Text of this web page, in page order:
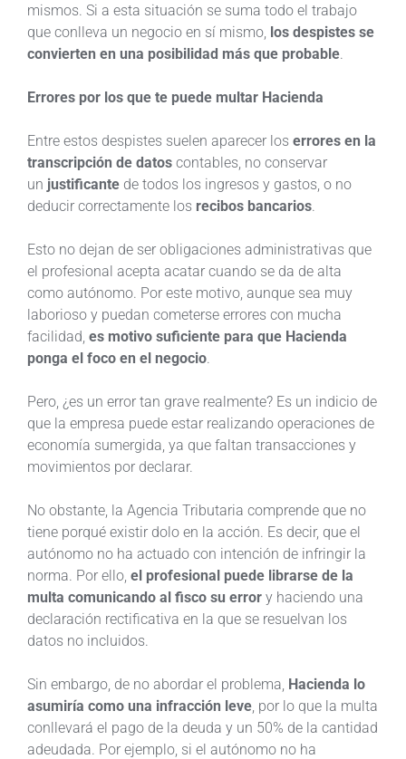
mismos. Si a esta situación se suma todo el trabajo
que conlleva un negocio en sí mismo, los despistes se
convierten en una posibilidad más que probable.
Errores por los que te puede multar Hacienda
Entre estos despistes suelen aparecer los errores en la
transcripción de datos contables, no conservar
un justificante de todos los ingresos y gastos, o no
deducir correctamente los recibos bancarios.
Esto no dejan de ser obligaciones administrativas que
el profesional acepta acatar cuando se da de alta
como autónomo. Por este motivo, aunque sea muy
laborioso y puedan cometerse errores con mucha
facilidad, es motivo suficiente para que Hacienda
ponga el foco en el negocio.
Pero, ¿es un error tan grave realmente? Es un indicio de
que la empresa puede estar realizando operaciones de
economía sumergida, ya que faltan transacciones y
movimientos por declarar.
No obstante, la Agencia Tributaria comprende que no
tiene porqué existir dolo en la acción. Es decir, que el
autónomo no ha actuado con intención de infringir la
norma. Por ello, el profesional puede librarse de la
multa comunicando al fisco su error y haciendo una
declaración rectificativa en la que se resuelvan los
datos no incluidos.
Sin embargo, de no abordar el problema, Hacienda lo
asumiría como una infracción leve , por lo que la multa
conllevará el pago de la deuda y un 50% de la cantidad
adeudada. Por ejemplo, si el autónomo no ha